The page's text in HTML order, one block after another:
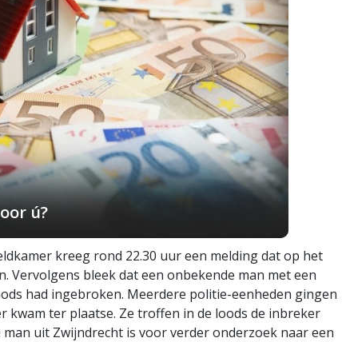
ú?
kreeg rond 22.30 uur een melding dat op het
Vervolgens bleek dat een onbekende man met een
had ingebroken. Meerdere politie-eenheden gingen
kwam ter plaatse. Ze troffen in de loods de inbreker
uit Zwijndrecht is voor verder onderzoek naar een